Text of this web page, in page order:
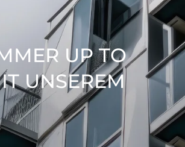
UP TO
UNSEREM